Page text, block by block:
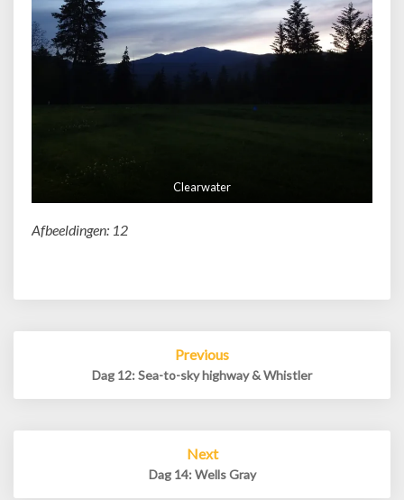
Clearwater
Afbeeldingen: 12
Previous
Dag 12: Sea-to-sky highway & Whistler
Next
Dag 14: Wells Gray